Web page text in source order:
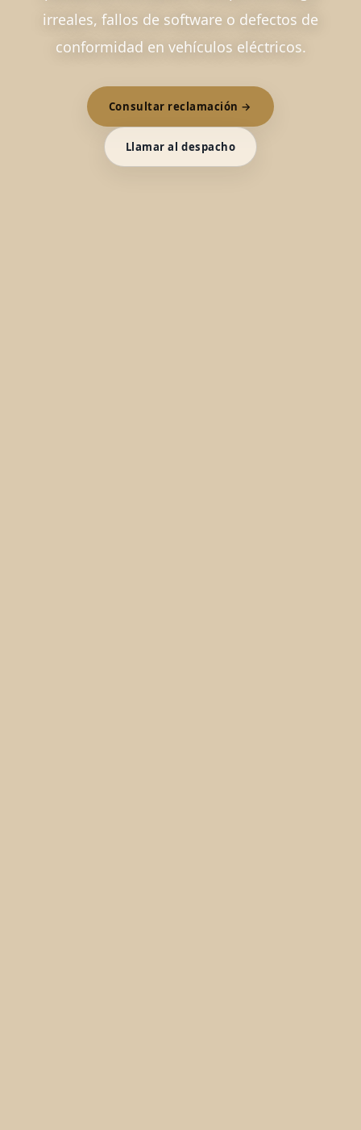
irreales, fallos de software o defectos de
conformidad en vehículos eléctricos.
Consultar reclamación →
Llamar al despacho